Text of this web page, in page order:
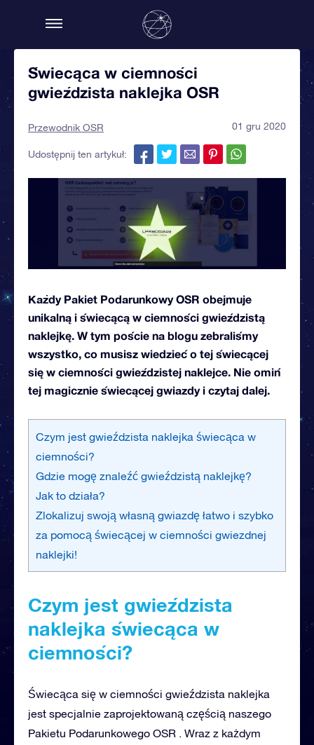
Świecąca w ciemności
gwieździsta naklejka OSR
Przewodnik OSR 01 gru 2020
Udostępnij ten artykuł:
Każdy Pakiet Podarunkowy OSR obejmuje
unikalną i świecącą w ciemności gwieździstą
naklejkę. W tym poście na blogu zebraliśmy
wszystko, co musisz wiedzieć o tej świecącej
się w ciemności gwieździstej naklejce. Nie omiń
tej magicznie świecącej gwiazdy i czytaj dalej.
Czym jest gwieździsta naklejka świecąca w
ciemności?
Gdzie mogę znaleźć gwieździstą naklejkę?
Jak to działa?
Zlokalizuj swoją własną gwiazdę łatwo i szybko
za pomocą świecącej w ciemności gwiezdnej
naklejki!
Czym jest gwieździsta
naklejka świecąca w
ciemności?
Świecąca się w ciemności gwieździsta naklejka
jest specjalnie zaprojektowaną częścią naszego
Pakietu Podarunkowego OSR . Wraz z każdym